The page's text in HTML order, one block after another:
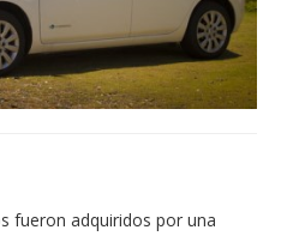
fueron adquiridos por una